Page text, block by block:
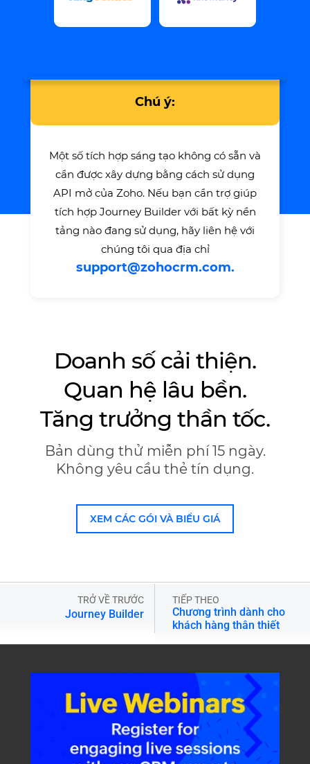
Chú ý:
Một số tích hợp sáng tạo không có sẵn và
cần được xây dựng bằng cách sử dụng
API mở của Zoho. Nếu bạn cần trợ giúp
tích hợp Journey Builder với bất kỳ nền
tảng nào đang sử dụng, hãy liên hệ với
chúng tôi qua địa chỉ
support@zohocrm.com.
Doanh số cải thiện.
Quan hệ lâu bền.
Tăng trưởng thần tốc.
Bản dùng thử miễn phí 15 ngày.
Không yêu cầu thẻ tín dụng.
XEM CÁC GÓI VÀ BIỂU GIÁ
TRỞ VỀ TRƯỚC
Journey Builder
TIẾP THEO
Chương trình dành cho
khách hàng thân thiết